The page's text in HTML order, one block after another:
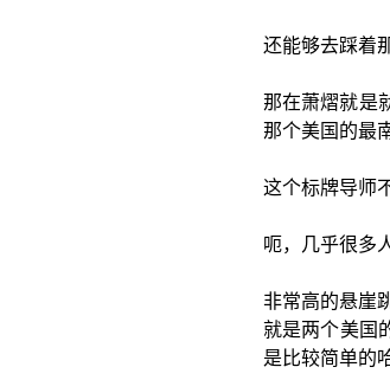
还能够去踩着
那在萧熠就是
那个美国的最
这个标牌导师
呃，几乎很多
非常高的悬崖
就是两个美国
是比较简单的